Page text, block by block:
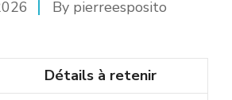
By pierreesposito
Détails à retenir